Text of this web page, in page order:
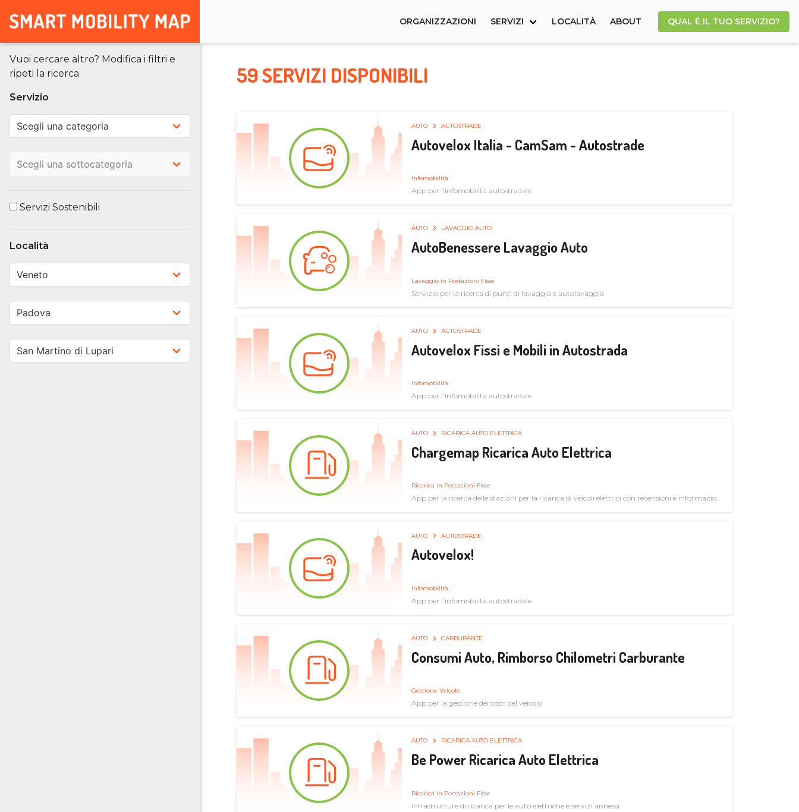
ORGANIZZAZIONI SERVIZI LOCALITÀ ABOUT QUAL È IL TUO SERVIZIO?
Vuoi cercare altro? Modifica i filtri e
ripeti la ricerca
Servizio
Servizi Sostenibili
Località
59 SERVIZI DISPONIBILI
AUTO AUTOSTRADE
Autovelox Italia - CamSam - Autostrade
Infomobilità
App per l'infomobilità autostradale
AUTO LAVAGGIO AUTO
AutoBenessere Lavaggio Auto
Lavaggio in Postazioni Fisse
Servizio per la ricerca di punti di lavaggio e autolavaggio
AUTO AUTOSTRADE
Autovelox Fissi e Mobili in Autostrada
Infomobilità
App per l'infomobilità autostradale
AUTO RICARICA AUTO ELETTRICA
Chargemap Ricarica Auto Elettrica
Ricarica in Postazioni Fisse
App per la ricerca delle stazioni per la ricarica di veicoli elettrici con recensioni e informazioni
AUTO AUTOSTRADE
Autovelox!
Infomobilità
App per l'infomobilità autostradale
AUTO CARBURANTE
Consumi Auto, Rimborso Chilometri Carburante
Gestione Veicolo
App per la gestione dei costi del veicolo
AUTO RICARICA AUTO ELETTRICA
Be Power Ricarica Auto Elettrica
Ricarica in Postazioni Fisse
Infrastrutture di ricarica per le auto elettriche e servizi annessi